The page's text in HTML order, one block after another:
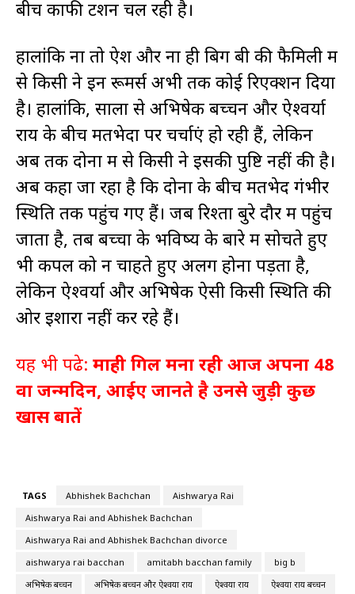
बीच काफी टेंशन चल रही है।
हालांकि ना तो ऐश और ना ही बिग बी की फैमिली में
से किसी ने इन रूमर्स अभी तक कोई रिएक्शन दिया
है। हालांकि, सालों से अभिषेक बच्चन और ऐश्वर्या
राय के बीच मतभेदों पर चर्चाएं हो रही हैं, लेकिन
अब तक दोनों में से किसी ने इसकी पुष्टि नहीं की है।
अब कहा जा रहा है कि दोनों के बीच मतभेद गंभीर
स्थिति तक पहुंच गए हैं। जब रिश्ता बुरे दौर में पहुंच
जाता है, तब बच्चों के भविष्य के बारे में सोचते हुए
भी कपल को न चाहते हुए अलग होना पड़ता है,
लेकिन ऐश्वर्या और अभिषेक ऐसी किसी स्थिति की
ओर इशारा नहीं कर रहे हैं।
यह भी पढे: माही गिल मना रही आज अपना 48
वा जन्मदिन, आईए जानते है उनसे जुड़ी कुछ
खास बातें
TAGS Abhishek Bachchan
Aishwarya Rai
Aishwarya Rai and Abhishek Bachchan
Aishwarya Rai and Abhishek Bachchan divorce
aishwarya rai bacchan
amitabh bacchan family
big b
अभिषेक बच्चन
अभिषेक बच्चन और ऐश्वर्या राय ऐश्वर्या राय ऐश्वर्या राय बच्चन